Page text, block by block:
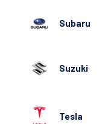
Subaru
Suzuki
Tesla